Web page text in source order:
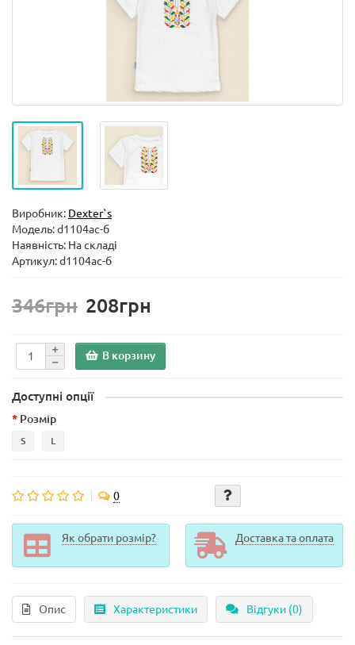
Виробник: Dexter`s
Модель:d1104ас-б
Наявність: На складі
Артикул: d1104ас-б
346грн 208грн
В корзину
Доступні опції
Розмір
S L
0
Як обрати розмір? Доставка та оплата
Опис Характеристики Відгуки (0)